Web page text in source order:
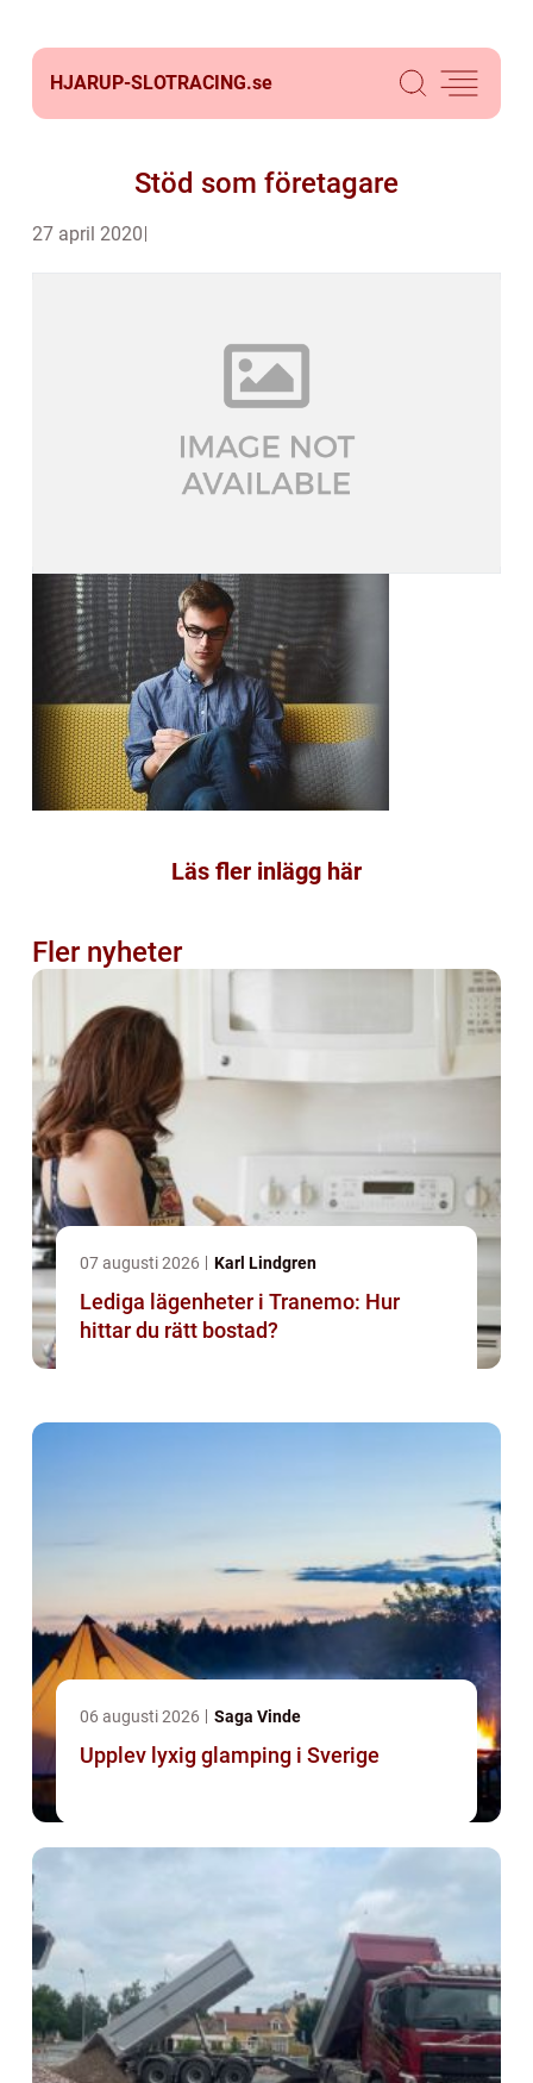
HJARUP-SLOTRACING.se
Stöd som företagare
27 april 2020
Läs fler inlägg här
Fler nyheter
07 augusti 2026 Karl Lindgren
Lediga lägenheter i Tranemo: Hur
hittar du rätt bostad?
06 augusti 2026 Saga Vinde
Upplev lyxig glamping i Sverige